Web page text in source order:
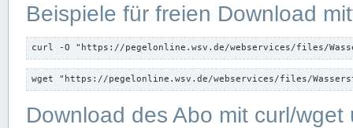
Beispiele für freien Download
curl -O "https://pegelonline.wsv.de/webservices/files/
wget "https://pegelonline.wsv.de/webservices/files/
Download des Abo mit curl/